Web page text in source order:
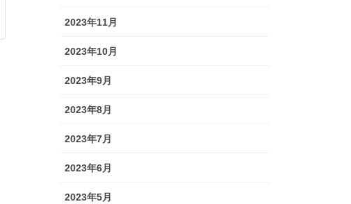
2023年11月
2023年10月
2023年9月
2023年8月
2023年7月
2023年6月
2023年5月